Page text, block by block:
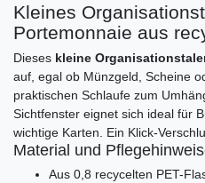
Kleines
Portemonnaie aus
Dieses kleine
auf, egal ob Münzgeld, Scheine
praktischen Schlaufe zum
Sichtfenster eignet sich ideal für
wichtige Karten. Ein Klick-
Material und
Aus 0,8 recycelten PET-